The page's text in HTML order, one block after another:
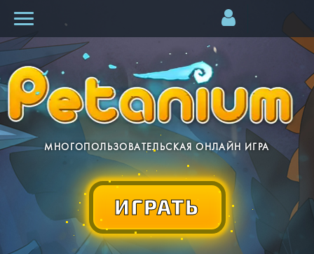
МНОГОПОЛЬЗОВАТЕЛЬСКАЯ ОНЛАЙН ИГРА
ИГРАТЬ